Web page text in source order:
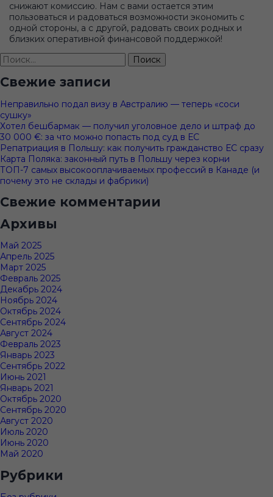
снижают комиссию. Нам с вами остается этим
пользоваться и радоваться возможности экономить с
одной стороны, а с другой, радовать своих родных и
близких оперативной финансовой поддержкой!
Найти:
Свежие записи
Неправильно подал визу в Австралию — теперь «соси
сушку»
Хотел бешбармак — получил уголовное дело и штраф до
30 000 €: за что можно попасть под суд в ЕС
Репатриация в Польшу: как получить гражданство ЕС сразу
Карта Поляка: законный путь в Польшу через корни
ТОП-7 самых высокооплачиваемых профессий в Канаде (и
почему это не склады и фабрики)
Свежие комментарии
Архивы
Май 2025
Апрель 2025
Март 2025
Февраль 2025
Декабрь 2024
Ноябрь 2024
Октябрь 2024
Сентябрь 2024
Август 2024
Февраль 2023
Январь 2023
Сентябрь 2022
Июнь 2021
Январь 2021
Октябрь 2020
Сентябрь 2020
Август 2020
Июль 2020
Июнь 2020
Май 2020
Рубрики